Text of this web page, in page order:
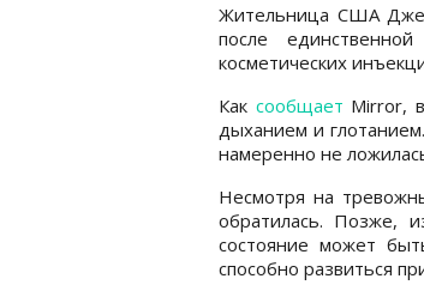
Жительница США
после
косметических
Как сообщает Mirror,
дыханием и
намеренно не
Несмотря на
обратилась. Позже,
состояние может
способно развиться